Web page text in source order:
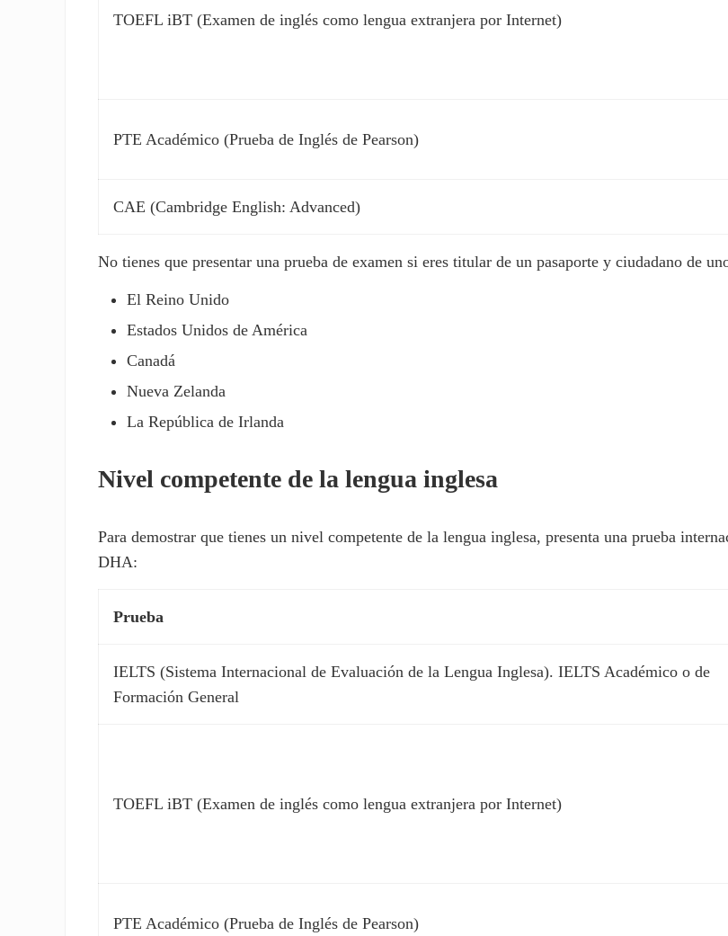
TOEFL iBT (Examen de inglés como lengua extranjera por Internet)
PTE Académico (Prueba de Inglés de Pearson)
CAE (Cambridge English: Advanced)
No tienes que presentar una prueba de examen si eres titular de un pasaporte y ciudadano de
El Reino Unido
Estados Unidos de América
Canadá
Nueva Zelanda
La República de Irlanda
Nivel competente de la lengua inglesa
Para demostrar que tienes un nivel competente de la lengua inglesa, presenta una prueba
DHA:
Prueba
IELTS (Sistema Internacional de Evaluación de la Lengua Inglesa). IELTS Académico o de
Formación General
TOEFL iBT (Examen de inglés como lengua extranjera por Internet)
PTE Académico (Prueba de Inglés de Pearson)